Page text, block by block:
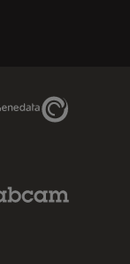
Genedata Link